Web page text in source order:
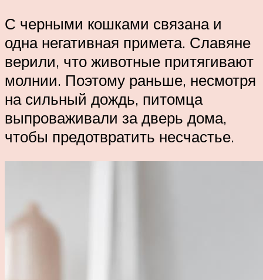
С черными кошками связана и
одна негативная примета. Славяне
верили, что животные притягивают
молнии. Поэтому раньше, несмотря
на сильный дождь, питомца
выпроваживали за дверь дома,
чтобы предотвратить несчастье.